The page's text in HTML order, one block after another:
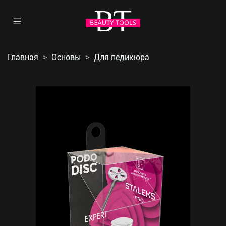
Главная Основы Для педикюра